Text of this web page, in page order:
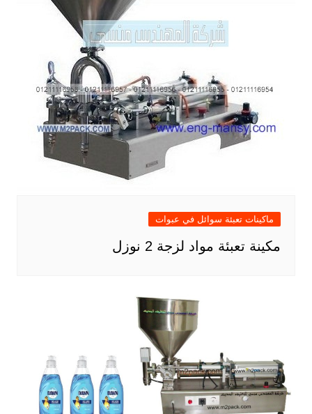
ماكينات تعبئة سوائل في عبوات
مكينة تعبئة مواد لزجة 2 نوزل